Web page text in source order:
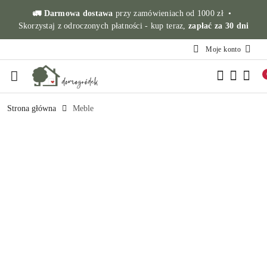
Przejdź do treści głównej
Przejdź do wyszukiwarki
Przejdź do moje konto
Przejdź do menu głównego
Przejdź do opisu produktu
Przejdź do stopki
🚛 Darmowa dostawa przy zamówieniach od 1000 zł •
Skorzystaj z odroczonych płatności - kup teraz, zapłać za 30 dni
Moje konto
Strona główna Meble